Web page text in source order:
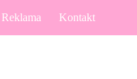
Reklama Kontakt